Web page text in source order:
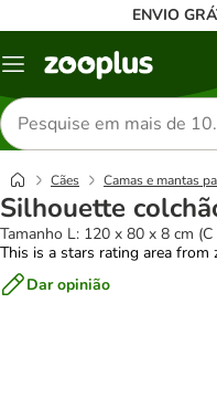
ENVIO
Menu
Pesquisar
produtos
Cães Camas e mantas
Silhouette
Tamanho L: 120 x 80 x 8 cm
This is a stars rating area from
Dar opinião